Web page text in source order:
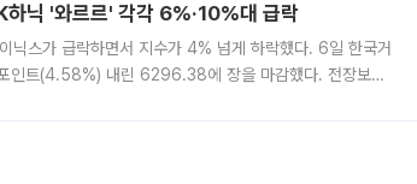
닉 '와르르' 각각 6%·10%대 급락
닉스가 급락하면서 지수가 4% 넘게 하락했다. 6일 한국거
인트(4.58%) 내린 6296.38에 장을 마감했다. 전장보다